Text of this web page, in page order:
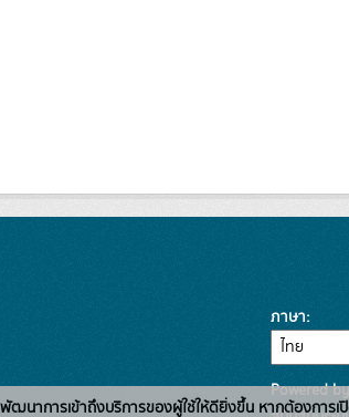
ภาษา
Powered
พัฒนาการเข้าถึงบริการของผู้ใช้ให้ดียิ่งขึ้น หากต้องการ